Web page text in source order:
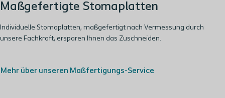
Maßgefertigte Stomaplatten
Individuelle Stomaplatten, maßgefertigt nach Vermessung durch
unsere Fachkraft, ersparen Ihnen das Zuschneiden.
Mehr über unseren Maßfertigungs-Service